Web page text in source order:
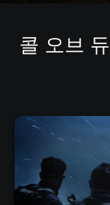
콜 오브